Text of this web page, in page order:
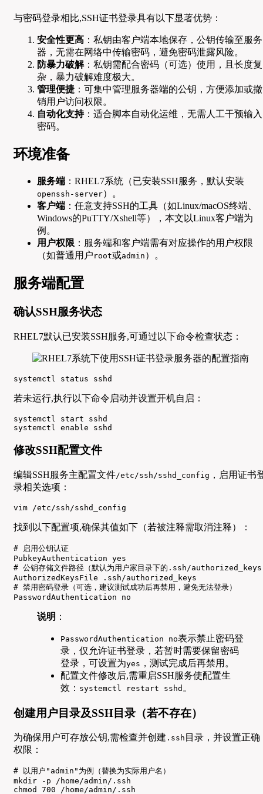
与密码登录相比,SSH证书登录具有以下显著优势：
安全性更高 ：私钥由客户端本地保存，公钥传输至服务
器，无需在网络中传输密码，避免密码泄露风险。
防暴力破解：私钥需配合密码（可选）使用，且长度复
杂，暴力破解难度极大。
管理便捷 ：可集中管理服务器端的公钥，方便添加或撤
销用户访问权限。
自动化支持：适合脚本自动化运维，无需人工干预输入
密码。
环境准备
服务端 ：RHEL7系统（已安装SSH服务，默认安装
openssh-server）。
客户端 ：任意支持SSH的工具（如Linux/macOS终端、
Windows的PuTTY/Xshell等），本文以Linux客户端为
例。
用户权限 ：服务端和客户端需有对应操作的用户权限
（如普通用户 root或admin ）。
服务端配置
确认SSH服务状态
RHEL7默认已安装SSH服务,可通过以下命令检查状态：
systemctl status sshd
若未运行,执行以下命令启动并设置开机自启：
systemctl start sshd
systemctl enable sshd
修改SSH配置文件
编辑SSH服务主配置文件/etc/ssh/sshd_config ，启用证书
录相关选项：
vim /etc/ssh/sshd_config
找到以下配置项,确保其值如下（若被注释需取消注释）：
# 启用公钥认证
PubkeyAuthentication yes
# 公钥存储文件路径（默认为用户家目录下的.ssh/authorized_keys
AuthorizedKeysFile .ssh/authorized_keys
# 禁用密码登录（可选，建议测试成功后再禁用，避免无法登录）
PasswordAuthentication no
说明 ：
PasswordAuthentication no表示禁止密码登
录，仅允许证书登录，若暂时需要保留密码
登录，可设置为yes ，测试完成后再禁用。
配置文件修改后,需重启SSH服务使配置生
效： systemctl restart sshd 。
创建用户目录及SSH目录（若不存在）
为确保用户可存放公钥,需检查并创建 .ssh 目录，并设置正确
权限：
# 以用户"admin"为例（替换为实际用户名）
mkdir -p /home/admin/.ssh
chmod 700 /home/admin/.ssh